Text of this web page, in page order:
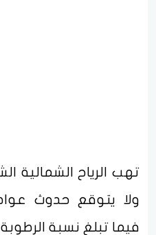
فيما تبلغ نسبة الرطوبة 55%